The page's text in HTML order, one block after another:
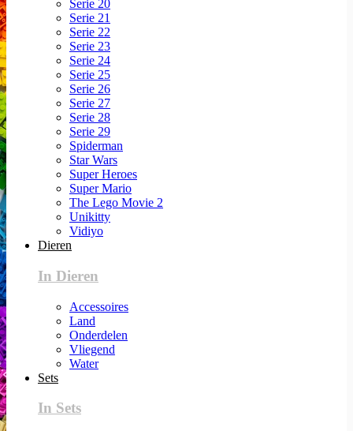
Serie 20
Serie 21
Serie 22
Serie 23
Serie 24
Serie 25
Serie 26
Serie 27
Serie 28
Serie 29
Spiderman
Star Wars
Super Heroes
Super Mario
The Lego Movie 2
Unikitty
Vidiyo
Dieren
In Dieren
Accessoires
Land
Onderdelen
Vliegend
Water
Sets
In Sets